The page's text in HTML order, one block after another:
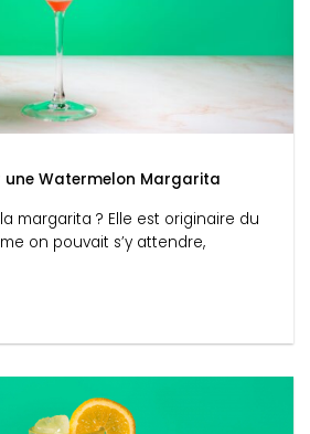
Watermelon Margarita
margarita ? Elle est originaire du
on pouvait s’y attendre,